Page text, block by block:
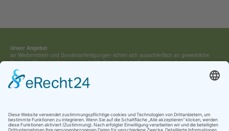
Unser Angebot
an Werbemitteln und Sonderan­fertigungen richtet sich ausschließ­lich an gewerbliche
Kunden. Mindestauftragswert (exkl. MwSt) 250,00 €. Wir führen keine Lagerware,
sondern fertigen jedes Werbemittel individuell für Sie an.
Kontakt:
Tel.: +49 (0) 4154 / 7 95 40-0
Erfahren Sie mehr überunsere Geschichteals traditionsreiches Familienunternehmen
und lernen Sieunsere WerteundKatalogekennen.